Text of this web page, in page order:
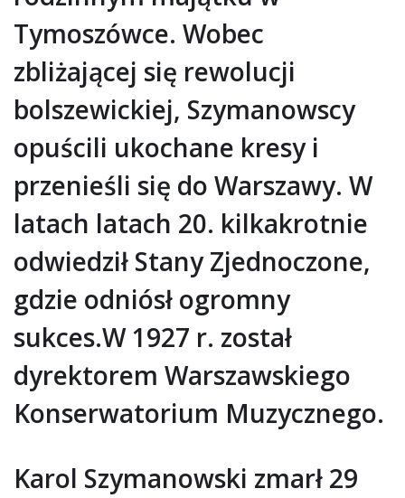
Tymoszówce. Wobec
zbliżającej się rewolucji
bolszewickiej, Szymanowscy
opuścili ukochane kresy i
przenieśli się do Warszawy. W
latach latach 20. kilkakrotnie
odwiedził Stany Zjednoczone,
gdzie odniósł ogromny
sukces.W 1927 r. został
dyrektorem Warszawskiego
Konserwatorium Muzycznego.
Karol Szymanowski zmarł 29